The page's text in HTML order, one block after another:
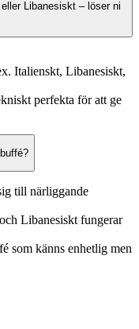
Libanesiskt – löser ni
Italienskt, Libanesiskt,
perfekta för att ge
till närliggande
Libanesiskt fungerar
som känns enhetlig men